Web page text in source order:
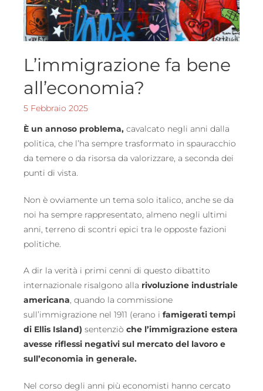
L’immigrazione fa bene
all’economia?
5 Febbraio 2025
È un annoso problema, cavalcato negli anni dalla
politica, che l’ha sempre trasformato in spauracchio
da temere o da risorsa da valorizzare, a seconda dei
punti di vista.
Non è ovviamente un tema solo italico, anche se da
noi ha sempre rappresentato, almeno negli ultimi
anni, terreno di scontri epici tra le opposte fazioni
politiche.
A dir la verità i primi cenni di questo dibattito
internazionale risalgono alla rivoluzione industriale
americana, quando la commissione
sull’immigrazione nel 1911 (erano ifamigerati tempi
di Ellis Island) sentenziòche l’immigrazione estera
avesse riflessi negativi sul mercato del lavoro e
sull’economia in generale.
Nel corso degli anni più economisti hanno cercato